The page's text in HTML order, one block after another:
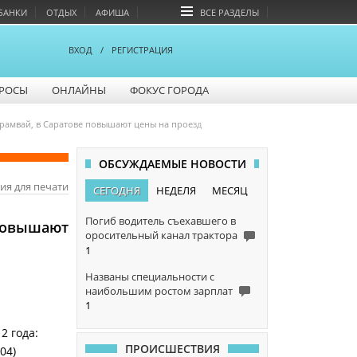
ОТДЫХ АФИША ВСЕ РАЗДЕЛЫ
ВХОД / РЕГИСТРАЦИЯ
ОНЛАЙНЫ ФОКУС ГОРОДА
в Саратове повышают цены на проезд
для печати
года:
ОБСУЖДАЕМЫЕ НОВОСТИ
СЕГОДНЯ НЕДЕЛЯ МЕСЯЦ
Погиб водитель съехавшего в
оросительный канал трактора
1
Названы специальности с
наибольшим ростом зарплат
1
ПРОИСШЕСТВИЯ